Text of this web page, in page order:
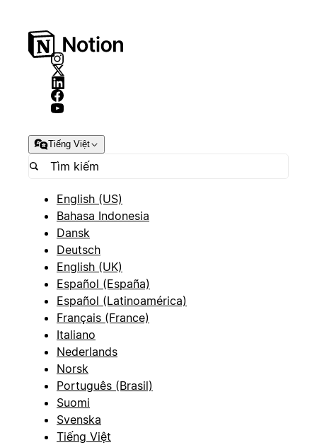
Tiếng Việt
English (US)
Bahasa Indonesia
Dansk
Deutsch
English (UK)
Español (España)
Español (Latinoamérica)
Français (France)
Italiano
Nederlands
Norsk
Português (Brasil)
Suomi
Svenska
Tiếng Việt